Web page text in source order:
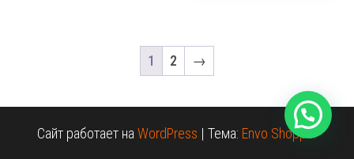
1 2 →
Сайт работает на WordPress | Тема: Envo Shopper